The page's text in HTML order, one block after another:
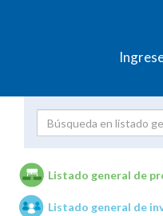
Unidades de
Listado general de
Listado general de